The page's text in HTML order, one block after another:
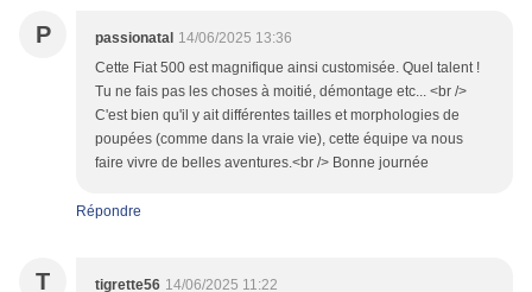
P passionatal 14/06/2025 13:36
Cette Fiat 500 est magnifique ainsi customisée. Quel talent !
Tu ne fais pas les choses à moitié, démontage etc... <br />
C'est bien qu'il y ait différentes tailles et morphologies de
poupées (comme dans la vraie vie), cette équipe va nous
faire vivre de belles aventures.<br /> Bonne journée
Répondre
T tigrette56 14/06/2025 11:22